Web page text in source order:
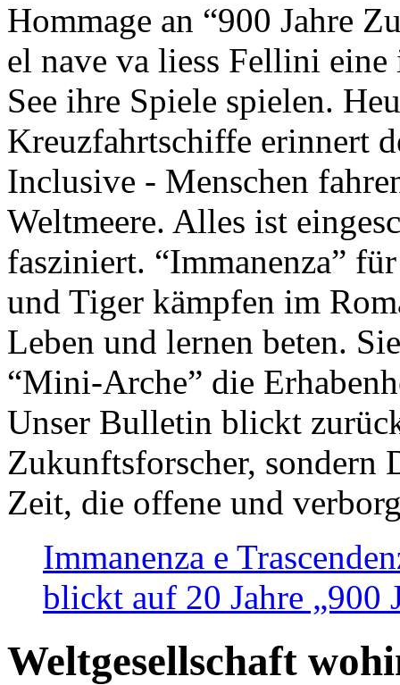
Hommage an “900 Jahre
el nave va liess Fellini
See ihre Spiele spielen.
Kreuzfahrtschiffe erinnert
Inclusive - Menschen
Weltmeere. Alles ist
fasziniert. “Immanenza”
und Tiger kämpfen im
Leben und lernen beten.
“Mini-Arche” die
Unser Bulletin blickt
Zukunftsforscher, sondern
Zeit, die offene und
Immanenza e
blickt auf 20 Jahre „900
Weltgesellschaft